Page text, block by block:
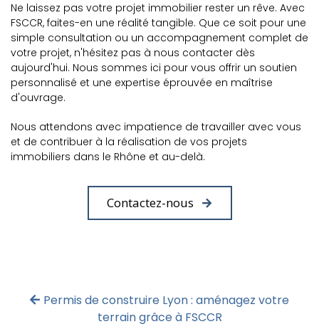
Ne laissez pas votre projet immobilier rester un rêve. Avec
FSCCR, faites-en une réalité tangible. Que ce soit pour une
simple consultation ou un accompagnement complet de
votre projet, n'hésitez pas à nous contacter dès
aujourd'hui. Nous sommes ici pour vous offrir un soutien
personnalisé et une expertise éprouvée en maîtrise
d'ouvrage.
Nous attendons avec impatience de travailler avec vous
et de contribuer à la réalisation de vos projets
immobiliers dans le Rhône et au-delà.
Contactez-nous
Permis de construire Lyon : aménagez votre
terrain grâce à FSCCR